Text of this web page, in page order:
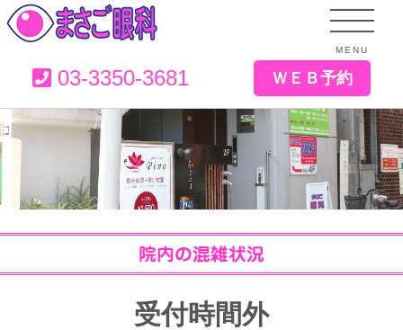
03-3350-3681 ＷＥＢ予約
MENU
院内の混雑状況
受付時間外